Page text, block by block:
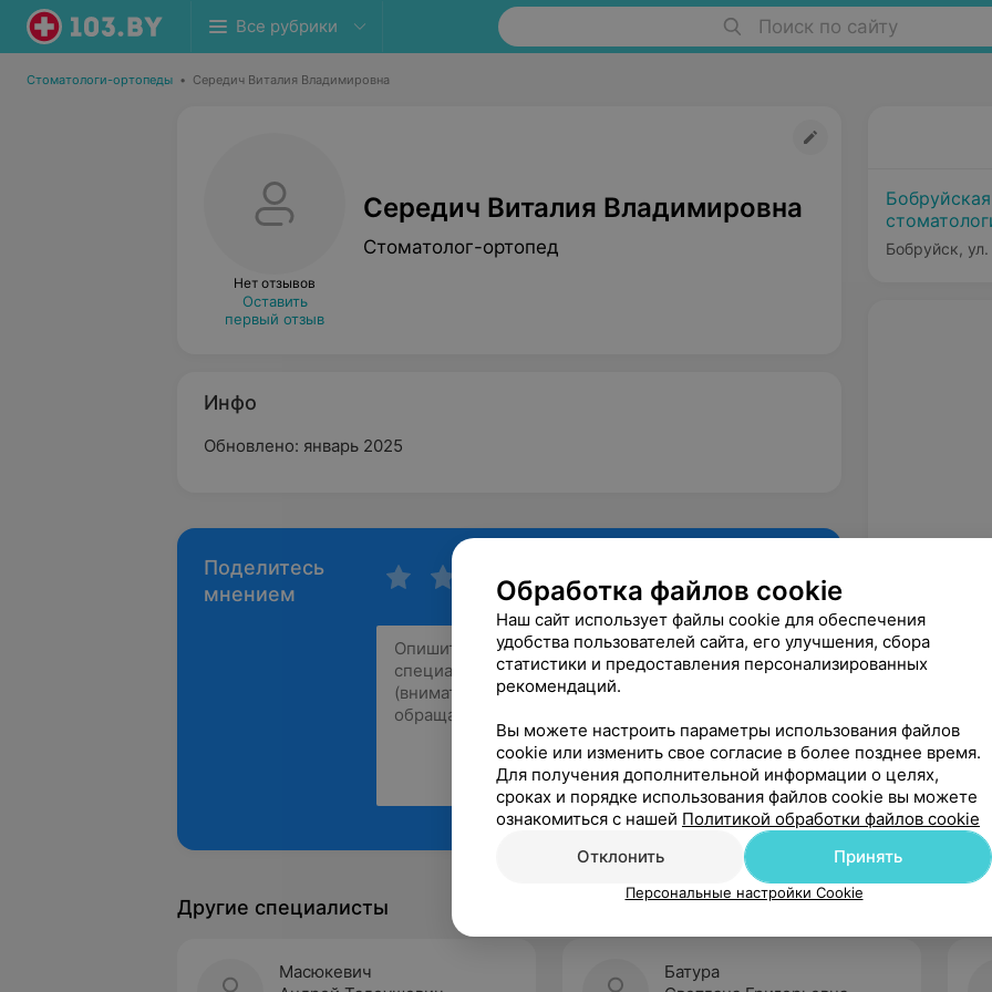
Все рубрики Поиск по сайту
Стоматологи-ортопеды • Середич Виталия Владимировна
Нет отзывов
Оставить
первый отзыв
Середич Виталия Владимировна
Стоматолог-ортопед
Инфо
Обновлено: январь 2025
Поделитесь
мнением
Рекомендую
Бобруйск,
Другие специалисты
Масюкевич
Батура
Обработка файлов cookie
Наш сайт использует файлы cookie для обеспечения
удобства пользователей сайта, его улучшения, сбора
статистики и предоставления персонализированных
рекомендаций.
Вы можете настроить параметры использования файлов
cookie или изменить свое согласие в более позднее время.
Для получения дополнительной информации о целях,
сроках и порядке использования файлов cookie вы можете
ознакомиться с нашей Политикой обработки файлов cookie
Отклонить
Принять
Персональные настройки Cookie